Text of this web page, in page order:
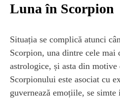
Luna în Scorpion
Situația se complică atunci
Scorpion, una dintre cele mai
astrologice, și asta din motive
Scorpionului este asociat cu
guvernează emoțiile, se